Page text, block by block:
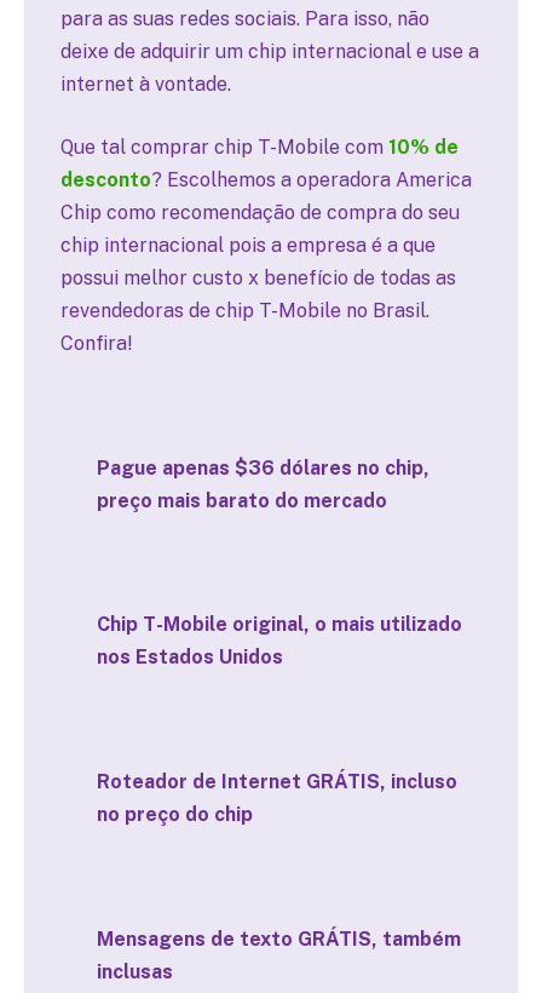
para as suas redes sociais. Para isso, não
deixe de adquirir um chip internacional e use a
internet à vontade.
Que tal comprar chip T-Mobile com 10% de
desconto? Escolhemos a operadora America
Chip como recomendação de compra do seu
chip internacional pois a empresa é a que
possui melhor custo x benefício de todas as
revendedoras de chip T-Mobile no Brasil.
Confira!
Pague apenas $36 dólares no chip,
preço mais barato do mercado
Chip T-Mobile original, o mais utilizado
nos Estados Unidos
Roteador de Internet GRÁTIS, incluso
no preço do chip
Mensagens de texto GRÁTIS, também
inclusas